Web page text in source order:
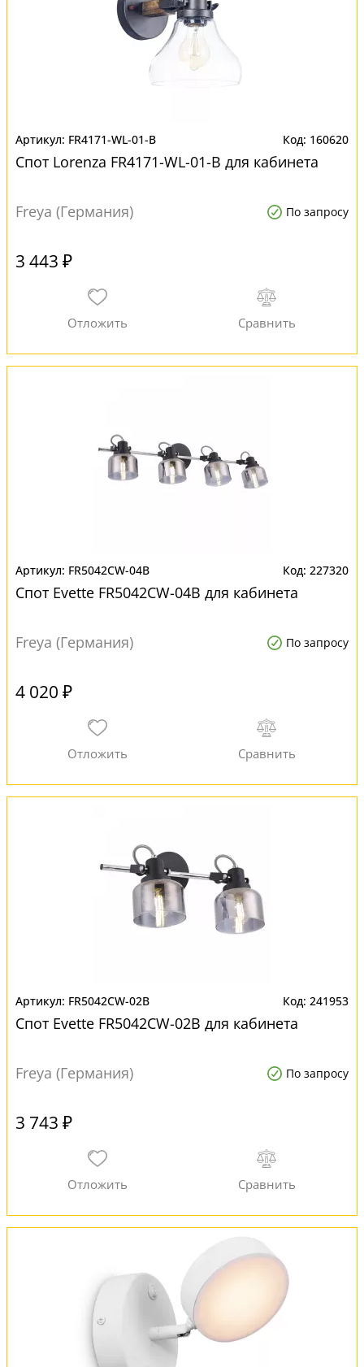
FR4171-WL-01-B 160620
Спот Lorenza FR4171-WL-01-B для кабинета
Freya (Германия) По запросу
3 443 ₽
FR5042CW-04B 227320
Спот Evette FR5042CW-04B для кабинета
Freya (Германия) По запросу
4 020 ₽
FR5042CW-02B 241953
Спот Evette FR5042CW-02B для кабинета
Freya (Германия) По запросу
3 743 ₽